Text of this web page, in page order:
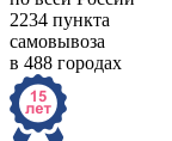
2234 пункта
самовывоза
в 488 городах